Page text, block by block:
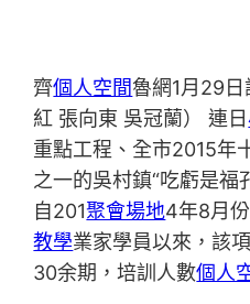
齊個人空間魯網1月29
紅 張向東 吳冠蘭） 連日
重點工程、全市2015年
之一的吳村鎮“吃虧是福
自201聚會場地4年8月
教學業家學員以來，該
30余期，培訓人數個人